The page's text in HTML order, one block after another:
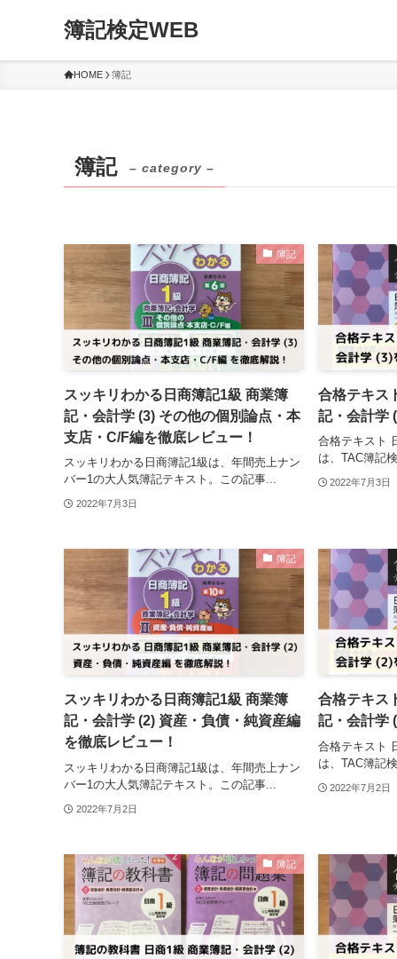
簿記検定WEB
HOME 簿記
簿記 – category –
簿記
スッキリわかる日商簿記1級 商業簿
記・会計学 (3) その他の個別論点・本
支店・C/F編を徹底レビュー！
スッキリわかる日商簿記1級は、年間売上ナン
バー1の大人気簿記テキスト。この記事...
2022年7月3日
合格テキス
記・会計学
合格テキスト
は、TAC簿記
2022年7月3日
簿記
スッキリわかる日商簿記1級 商業簿
記・会計学 (2) 資産・負債・純資産編
を徹底レビュー！
スッキリわかる日商簿記1級は、年間売上ナン
バー1の大人気簿記テキスト。この記事...
2022年7月2日
合格テキス
記・会計学
合格テキスト
は、TAC簿記
2022年7月2日
簿記